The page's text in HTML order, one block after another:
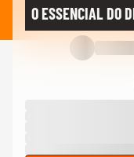
O ESSENCIAL DO